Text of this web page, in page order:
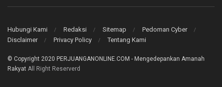
Hubungi Kami Redaksi Sitemap
Pedoman Cyber
Disclaimer
Privacy Policy Tentang Kami
© Copyright 2020 PERJUANGANONLINE.COM - Mengedepankan Amanah
Rakyat All Right Reserverd